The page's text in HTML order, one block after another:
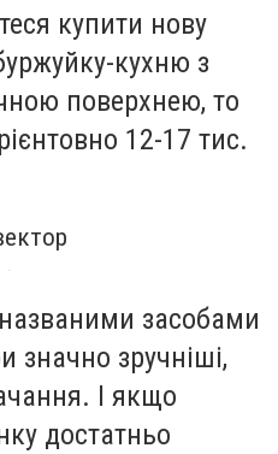
купити нову
кухню з
поверхнею, то
12-17 тис.
засобами
значно зручніші,
І якщо
достатньо